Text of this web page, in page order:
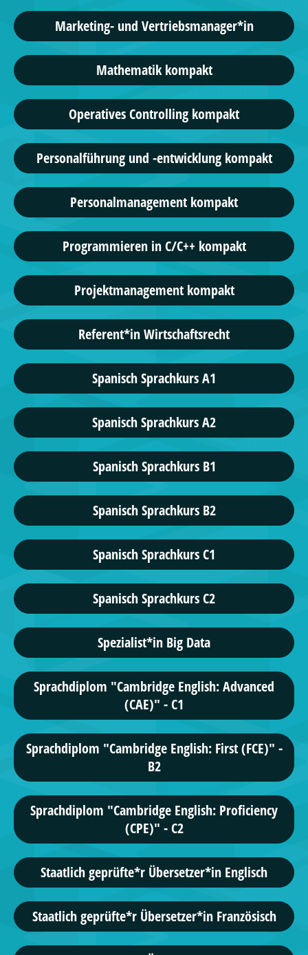
Marketing- und Vertriebsmanager*in
Mathematik kompakt
Operatives Controlling kompakt
Personalführung und -entwicklung kompakt
Personalmanagement kompakt
Programmieren in C/C++ kompakt
Projektmanagement kompakt
Referent*in Wirtschaftsrecht
Spanisch Sprachkurs A1
Spanisch Sprachkurs A2
Spanisch Sprachkurs B1
Spanisch Sprachkurs B2
Spanisch Sprachkurs C1
Spanisch Sprachkurs C2
Spezialist*in Big Data
Sprachdiplom "Cambridge English: Advanced
(CAE)" - C1
Sprachdiplom "Cambridge English: First (FCE)" -
B2
Sprachdiplom "Cambridge English: Proficiency
(CPE)" - C2
Staatlich geprüfte*r Übersetzer*in Englisch
Staatlich geprüfte*r Übersetzer*in Französisch